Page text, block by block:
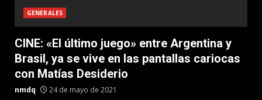
GENERALES
CINE: «El último juego» entre Argentina y
Brasil, ya se vive en las pantallas cariocas
con Matías Desiderio
nmdq 24 de mayo de 2021